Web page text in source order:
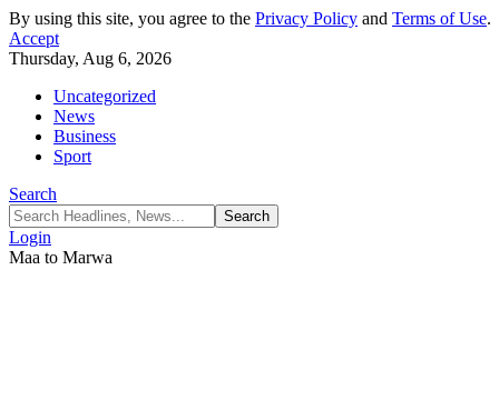
By using this site, you agree to the Privacy Policy and Terms of Use.
Accept
Thursday, Aug 6, 2026
Uncategorized
News
Business
Sport
Search
Login
Maa to Marwa